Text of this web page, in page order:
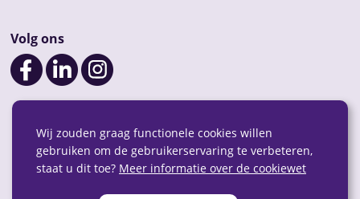
Wij zouden graag functionele cookies willen
gebruiken om de gebruikerservaring te verbeteren,
staat u dit toe? Meer informatie over de cookiewet
Volg ons